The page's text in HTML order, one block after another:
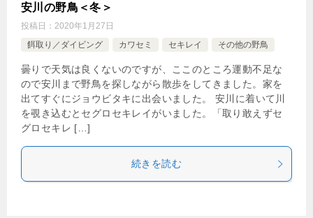
安川の野鳥＜冬＞
投稿日： 2020年1月27日
餌取り／ダイビング
カワセミ セキレイ その他の野鳥
曇りで天気は良くないのですが、ここのところ運動不足な
ので安川まで野鳥を探しながら散歩をしてきました。家を
出てすぐにジョウビタキに出会いました。 安川に着いて川
を覗き込むとセグロセキレイがいました。「取り敢えずセ
グロセキレ […]
続きを読む